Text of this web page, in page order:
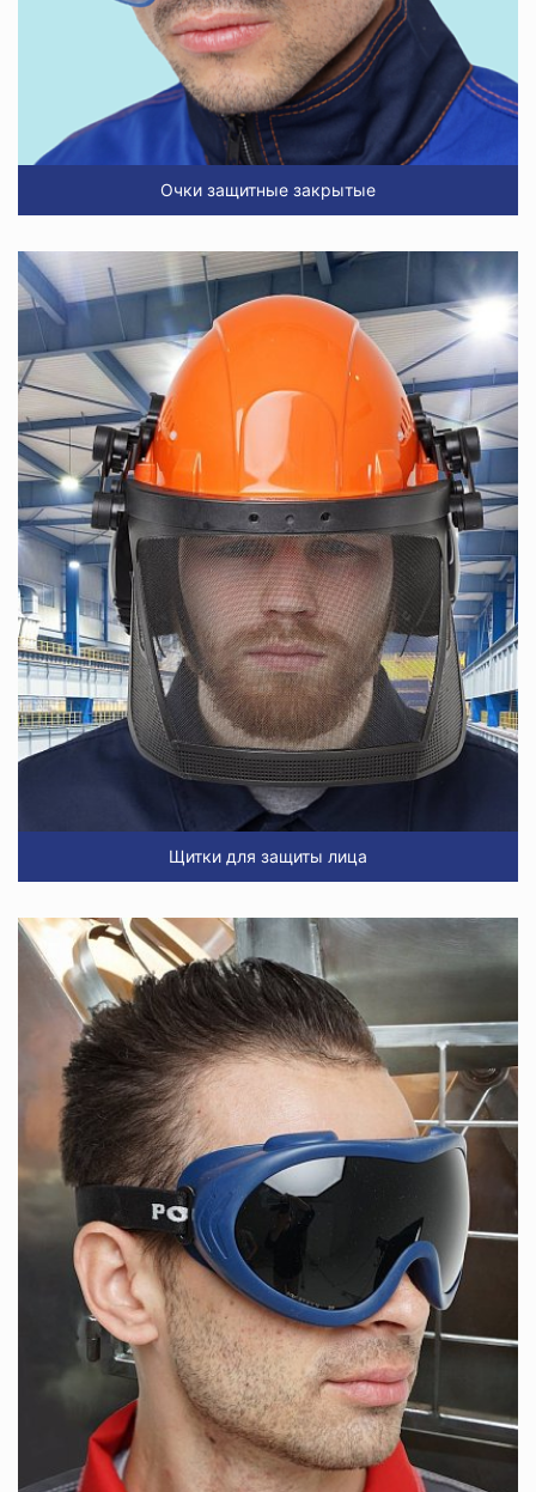
Очки защитные закрытые
Щитки для защиты лица